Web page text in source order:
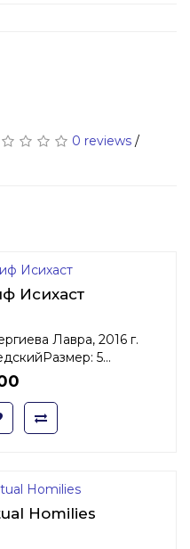
0 reviews /
Исихаст
Лавра, 2016 г.
5...
Homilies